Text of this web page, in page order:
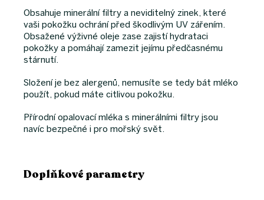
Obsahuje minerální filtry a neviditelný zinek, které
vaši pokožku ochrání před škodlivým UV zářením.
Obsažené výživné oleje zase zajistí hydrataci
pokožky a pomáhají zamezit jejímu předčasnému
stárnutí.
Složení je bez alergenů, nemusíte se tedy bát mléko
použít, pokud máte citlivou pokožku.
Přírodní opalovací mléka s minerálními filtry jsou
navíc bezpečné i pro mořský svět.
Doplňkové parametry